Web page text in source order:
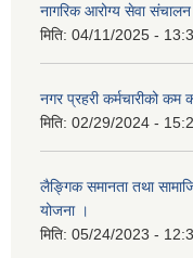
नागरिक आरोग्य सेवा संचालन
मिति: 04/11/2025 -
नगर प्रहरी कर्मचारीको कम
मिति: 02/29/2024 -
लैङ्गिक समानता तथा
योजना ।
मिति: 05/24/2023 -